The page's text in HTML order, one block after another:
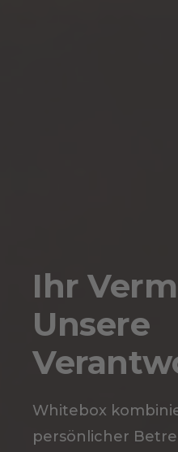
Ihr
Unsere
Whitebox
persönlicher